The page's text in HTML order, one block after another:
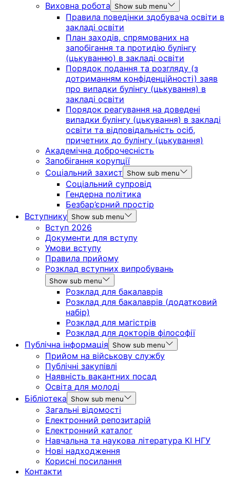
Виховна робота
Show sub menu
Правила поведінки здобувача освіти в
закладі освіти
План заходів, спрямованих на
запобігання та протидію булінгу
(цькуванню) в закладі освіти
Порядок подання та розгляду (з
дотриманням конфіденційності) заяв
про випадки булінгу (цькування) в
закладі освіти
Порядок реагування на доведені
випадки булінгу (цькування) в закладі
освіти та відповідальність осіб,
причетних до булінгу (цькування)
Академічна доброчесність
Запобігання корупції
Соціальний захист
Show sub menu
Соціальний супровід
Гендерна політика
Безбар’єрний простір
Вступнику Show sub menu
Вступ 2026
Документи для вступу
Умови вступу
Правила прийому
Розклад вступних випробувань
Show sub menu
Розклад для бакалаврів
Розклад для бакалаврів (додатковий
набір)
Розклад для магістрів
Розклад для докторів філософії
Публічна інформація
Show sub menu
Прийом на військову службу
Публічні закупівлі
Наявність вакантних посад
Освіта для молоді
Бібліотека
Show sub menu
Загальні відомості
Електронний репозитарій
Електронний каталог
Навчальна та наукова література КІ НГУ
Нові надходження
Корисні посилання
Контакти